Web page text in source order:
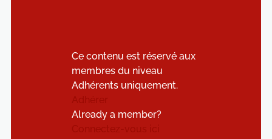
Ce contenu est réservé aux
membres du niveau
Adhérents uniquement.
Already a member?